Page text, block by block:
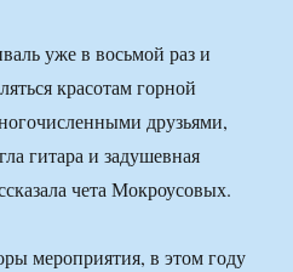
уже в восьмой раз и
красотам горной
друзьями,
гитара и задушевная
чета Мокроусовых.
мероприятия, в этом году